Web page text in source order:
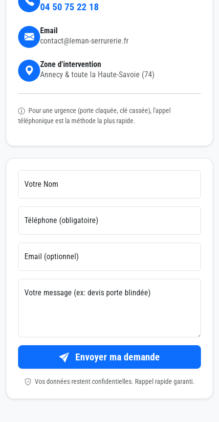
04 50 75 22 18
Email
contact@leman-serrurerie.fr
Zone d'intervention
Annecy & toute la Haute-Savoie (74)
Pour une urgence (porte claquée, clé cassée), l'appel
téléphonique est la méthode la plus rapide.
Votre Nom
Téléphone (obligatoire)
Email (optionnel)
Votre message (ex: devis porte blindée)
Envoyer ma demande
Vos données restent confidentielles. Rappel rapide garanti.